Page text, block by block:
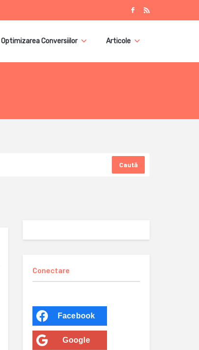
Optimizarea Conversiilor Articole
Caută
Conectare
Facebook
Google